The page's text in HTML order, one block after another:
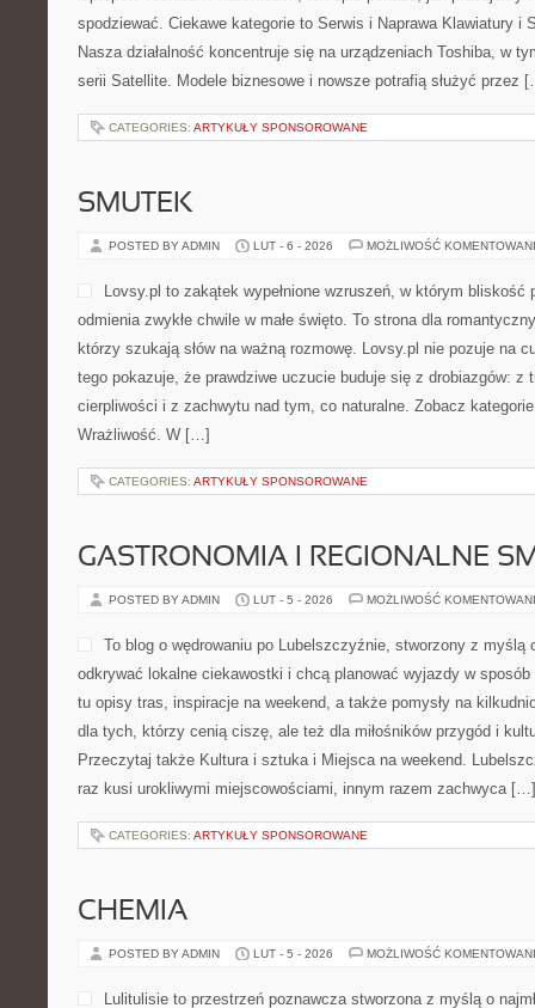
spodziewać. Ciekawe kategorie to Serwis i Naprawa Klawiatury i
Nasza działalność koncentruje się na urządzeniach Toshiba, w
serii Satellite. Modele biznesowe i nowsze potrafią służyć przez
CATEGORIES: ARTYKUŁY SPONSOROWANE
SMUTEK
POSTED BY ADMIN LUT - 6 - 2026 MOŻLIWOŚĆ
Lovsy.pl to zakątek wypełnione wzruszeń, w którym bliskość
odmienia zwykłe chwile w małe święto. To strona dla
którzy szukają słów na ważną rozmowę. Lovsy.pl nie pozuje na
tego pokazuje, że prawdziwe uczucie buduje się z drobiazgów:
cierpliwości i z zachwytu nad tym, co naturalne. Zobacz
Wrażliwość. W […]
CATEGORIES: ARTYKUŁY SPONSOROWANE
GASTRONOMIA I REGIONALNE
POSTED BY ADMIN LUT - 5 - 2026 MOŻLIWOŚĆ
To blog o wędrowaniu po Lubelszczyźnie, stworzony z myślą
odkrywać lokalne ciekawostki i chcą planować wyjazdy w
tu opisy tras, inspiracje na weekend, a także pomysły na
dla tych, którzy cenią ciszę, ale też dla miłośników przygód i
Przeczytaj także Kultura i sztuka i Miejsca na weekend.
raz kusi urokliwymi miejscowościami, innym razem zachwyca […]
CATEGORIES: ARTYKUŁY SPONSOROWANE
CHEMIA
POSTED BY ADMIN LUT - 5 - 2026 MOŻLIWOŚĆ
Lulitulisie to przestrzeń poznawcza stworzona z myślą o